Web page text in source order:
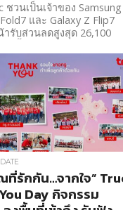
ชวนเป็นเจ้าของ Samsung
และ Galaxy Z Flip7
ารับส่วนลดสูงสุด 26,100
รักกัน…จากใจ”
Day กิจกรรม